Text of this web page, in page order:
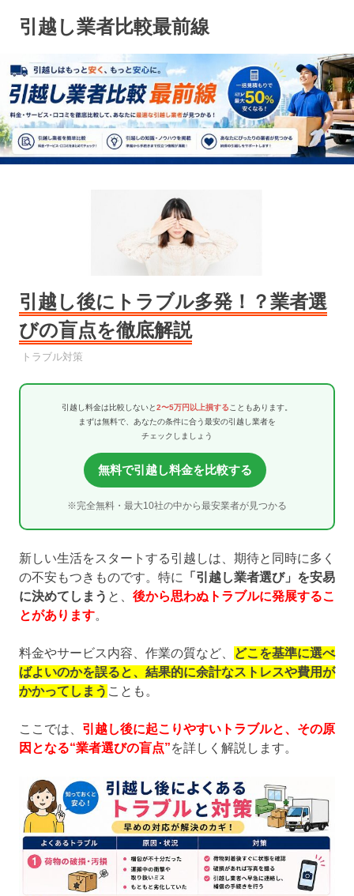
ン
ツ
へ
ス
キ
ッ
引越し業者比較最前線
引越し後にトラブル多発！？業者選
びの盲点を徹底解説
引越し業者
トラブル対策
引越し料金は比較しないと2〜5万円以上損することもあります。
まずは無料で、あなたの条件に合う最安の引越し業者を
チェックしましょう
無料で引越し料金を比較する
※完全無料・最大10社の中から最安業者が見つかる
新しい生活をスタートする引越しは、期待と同時に多く
の不安もつきものです。特に
「引越し業者選び」を安易
に決めてしまう と、 後から思わぬトラブルに発展するこ
とがあります。
料金やサービス内容、作業の質など、
どこを基準に選べ
ばよいのかを誤ると、結果的に余計なストレスや費用が
かかってしまう ことも。
ここでは、 引越し後に起こりやすいトラブルと、その原
因となる“業者選びの盲点”を詳しく解説します。